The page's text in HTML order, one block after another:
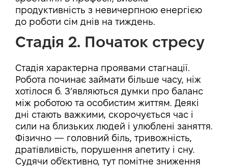
продуктивність з невичерпною енергією
до роботи сім днів на тиждень.
Стадія 2. Початок стресу
Стадія характерна проявами стагнації.
Робота починає займати більше часу, ніж
хотілося б. З’являються думки про баланс
між роботою та особистим життям. Деякі
дні стають важкими, скорочується час і
сили на близьких людей і улюблені заняття.
Фізично — головний біль, тривожність,
дратівливість, порушення апетиту і сну.
Судячи об’єктивно, тут помітне зниження